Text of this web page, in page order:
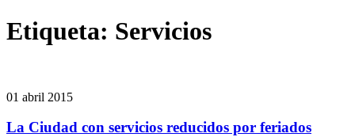
Etiqueta: Servicios
01 abril 2015
La Ciudad con servicios reducidos por feriados